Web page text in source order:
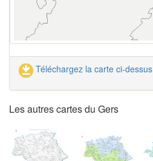
Téléchargez la carte ci-dessus
Les autres cartes du Gers